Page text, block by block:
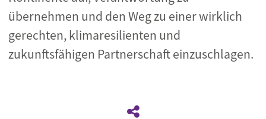
übernehmen und den Weg zu einer wirklich
gerechten, klimaresilienten und
zukunftsfähigen Partnerschaft einzuschlagen.